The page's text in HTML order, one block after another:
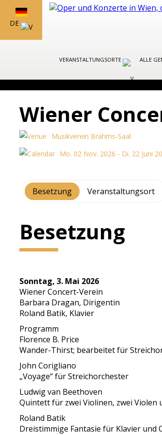
DE
VERANSTALTUNGSORTE ALLE
Wiener
Musikverein Brahms-Saal
Mo. 02 Nov. 2026 - Di. 22 Juni
Besetzung Veranstaltungsort
Besetzung
Sonntag, 3. Mai 2026
Wiener Concert-Verein
Barbara Dragan, Dirigentin
Roland Batik, Klavier
Programm
Florence B. Price
Wander-Thirst; bearbeitet für
John Corigliano
„Voyage“ für Streichorchester
Ludwig van Beethoven
Quintett für zwei Violinen, zwei Violen
Roland Batik
Dreistimmige Fantasie für Klavier und